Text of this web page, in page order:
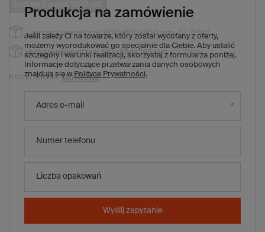
Produkcja na zamówienie
Jeśli zależy Ci na towarze, który został wycofany z oferty,
możemy wyprodukować go specjalnie dla Ciebie. Aby ustalić
szczegóły i warunki realizacji, skorzystaj z formularza poniżej.
Informacje dotyczące przetwarzania danych osobowych
znajdują się w Polityce Prywatności.
Adres e-mail
Numer telefonu
Liczba opakowań
Wyślij zapytanie
Zestaw 3 palet 1020 szt.
wymiary zewnętrzne: 600x600x400 mm
wymiary wewnętrzne: 594x594x388 mm Więcej
Kod produktu: G010962
Cena regularna: 6 783,00 zł
Wysyłka
x 1020 szt.
Dodaj do koszyka